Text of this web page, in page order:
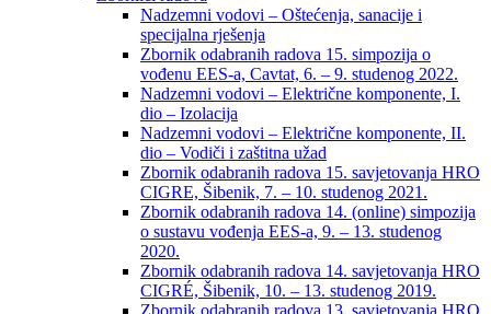
Nadzemni vodovi – Oštećenja, sanacije i
specijalna rješenja
Zbornik odabranih radova 15. simpozija o
vođenu EES-a, Cavtat, 6. – 9. studenog 2022.
Nadzemni vodovi – Električne komponente, I.
dio – Izolacija
Nadzemni vodovi – Električne komponente, II.
dio – Vodiči i zaštitna užad
Zbornik odabranih radova 15. savjetovanja HRO
CIGRE, Šibenik, 7. – 10. studenog 2021.
Zbornik odabranih radova 14. (online) simpozija
o sustavu vođenja EES-a, 9. – 13. studenog
2020.
Zbornik odabranih radova 14. savjetovanja HRO
CIGRÉ, Šibenik, 10. – 13. studenog 2019.
Zbornik odabranih radova 13. savjetovanja HRO